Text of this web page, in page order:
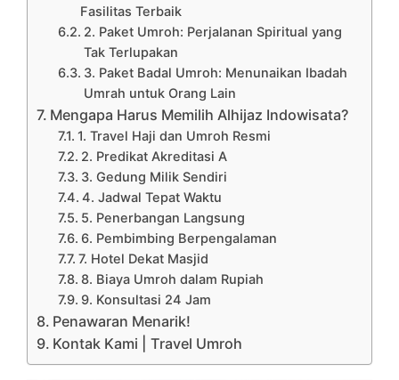
Fasilitas Terbaik
2. Paket Umroh: Perjalanan Spiritual yang
Tak Terlupakan
3. Paket Badal Umroh: Menunaikan Ibadah
Umrah untuk Orang Lain
Mengapa Harus Memilih Alhijaz Indowisata?
1. Travel Haji dan Umroh Resmi
2. Predikat Akreditasi A
3. Gedung Milik Sendiri
4. Jadwal Tepat Waktu
5. Penerbangan Langsung
6. Pembimbing Berpengalaman
7. Hotel Dekat Masjid
8. Biaya Umroh dalam Rupiah
9. Konsultasi 24 Jam
Penawaran Menarik!
Kontak Kami | Travel Umroh